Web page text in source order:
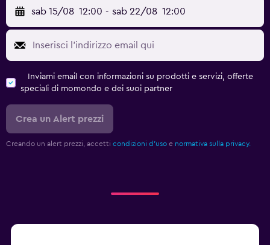
sab 15/08 12:00 - sab 22/08 12:00
Inviami email con informazioni su prodotti e servizi, offerte
speciali di momondo e dei suoi partner
Crea un Alert prezzi
Creando un alert prezzi, accetti condizioni d'uso e normativa sulla privacy.